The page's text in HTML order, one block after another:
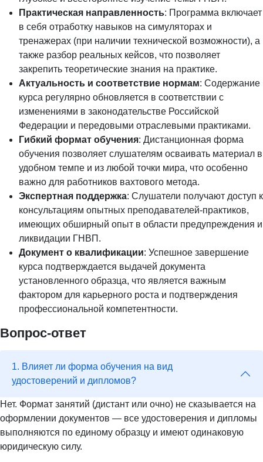
Практическая направленность: Программа включает
в себя отработку навыков на симуляторах и
тренажерах (при наличии технической возможности), а
также разбор реальных кейсов, что позволяет
закрепить теоретические знания на практике.
Актуальность и соответствие нормам: Содержание
курса регулярно обновляется в соответствии с
изменениями в законодательстве Российской
Федерации и передовыми отраслевыми практиками.
Гибкий формат обучения: Дистанционная форма
обучения позволяет слушателям осваивать материал в
удобном темпе и из любой точки мира, что особенно
важно для работников вахтового метода.
Экспертная поддержка: Слушатели получают доступ к
консультациям опытных преподавателей-практиков,
имеющих обширный опыт в области предупреждения и
ликвидации ГНВП.
Документ о квалификации: Успешное завершение
курса подтверждается выдачей документа
установленного образца, что является важным
фактором для карьерного роста и подтверждения
профессиональной компетентности.
Вопрос-ответ
1. Влияет ли форма обучения на вид
удостоверений и дипломов?
Нет. Формат занятий (дистант или очно) не сказывается на
оформлении документов — все удостоверения и дипломы
выполняются по единому образцу и имеют одинаковую
юридическую силу.